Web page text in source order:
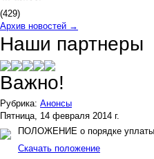
(429)
Архив новостей →
Наши партнеры
Важно!
Рубрика: Анонсы
Пятница, 14 февраля 2014 г.
ПОЛОЖЕНИЕ о порядке уплаты
Скачать положение